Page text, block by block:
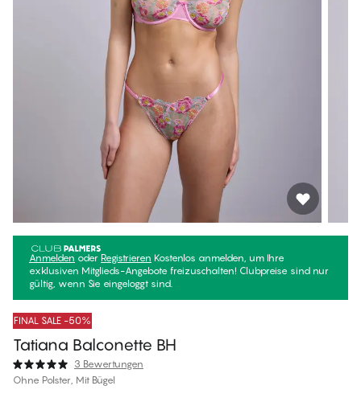
Anmelden oder Registrieren Kostenlos anmelden, um Ihre
exklusiven Mitglieds-Angebote freizuschalten! Clubpreise sind nur
gültig, wenn Sie eingeloggt sind.
FINAL SALE -50%
Tatiana Balconette BH
3 Bewertungen
Ohne Polster, Mit Bügel